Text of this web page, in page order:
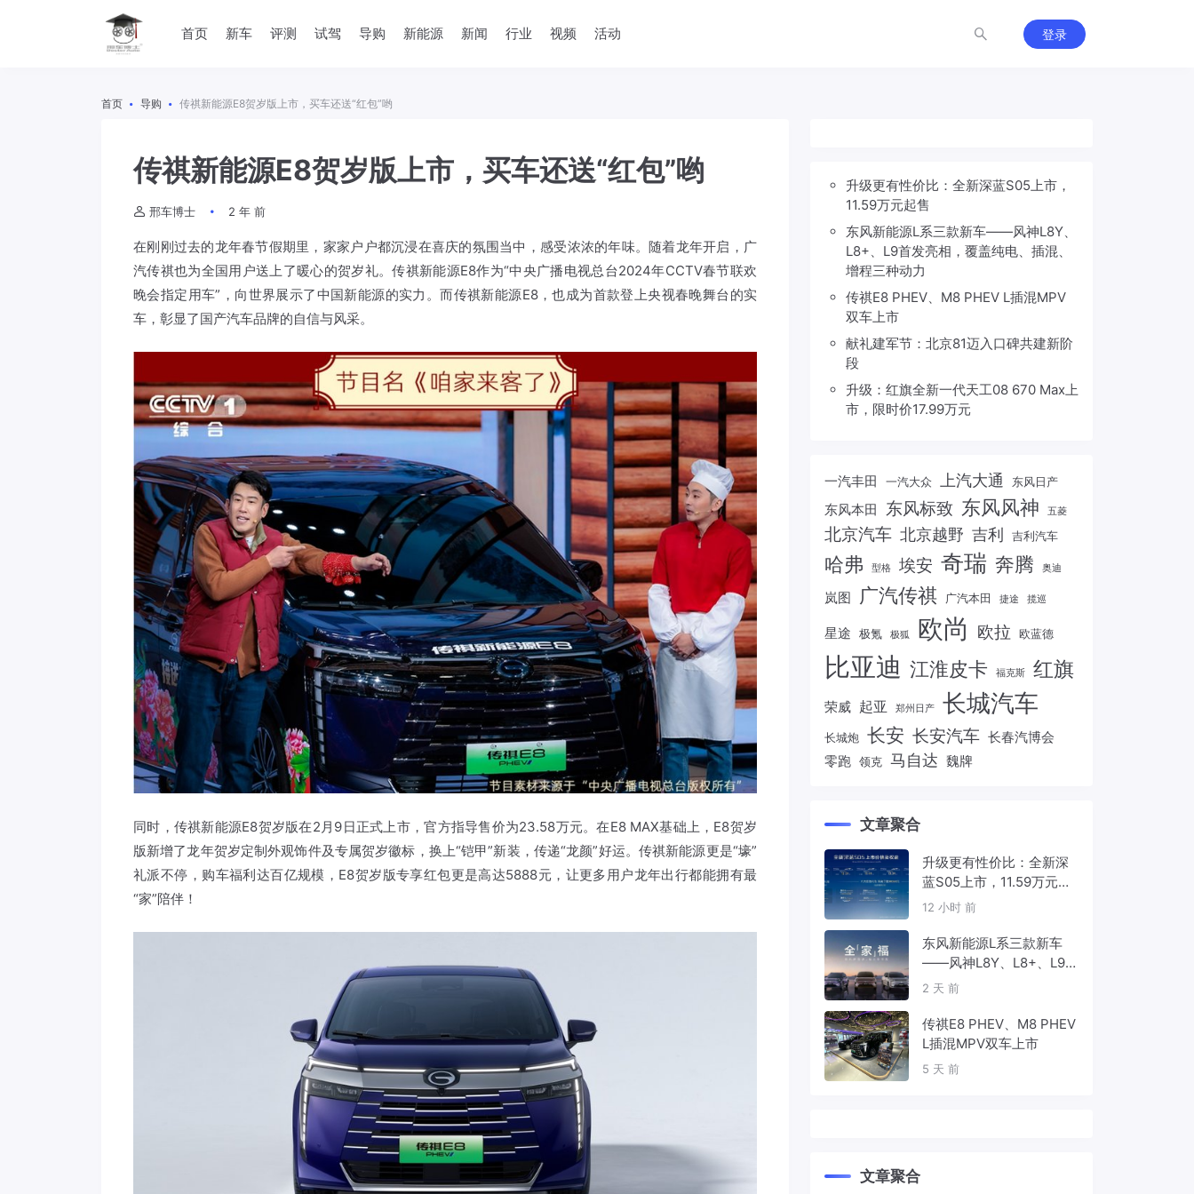
首页 新车 评测 试驾 导购 新能源 新闻 行业 视频 活动 登录
首页 导购 传祺新能源E8贺岁版上市，买车还送“红包”哟
传祺新能源E8贺岁版上市，买车还送“红包”哟
邢车博士 2 年 前
在刚刚过去的龙年春节假期里，家家户户都沉浸在喜庆的氛围当中，感受浓浓的年味。随着龙年开启，广
汽传祺也为全国用户送上了暖心的贺岁礼。传祺新能源E8作为“中央广播电视总台2024年CCTV春节联欢
晚会指定用车”，向世界展示了中国新能源的实力。而传祺新能源E8，也成为首款登上央视春晚舞台的实
车，彰显了国产汽车品牌的自信与风采。
同时，传祺新能源E8贺岁版在2月9日正式上市，官方指导售价为23.58万元。在E8 MAX基础上，E8贺岁
版新增了龙年贺岁定制外观饰件及专属贺岁徽标，换上“铠甲”新装，传递“龙颜”好运。传祺新能源更是“壕”
礼派不停，购车福利达百亿规模，E8贺岁版专享红包更是高达5888元，让更多用户龙年出行都能拥有最
“家”陪伴！
升级更有性价比：全新深蓝S05上市，
11.59万元起售
东风新能源L系三款新车——风神L8Y、
L8+、L9首发亮相，覆盖纯电、插混、
增程三种动力
传祺E8 PHEV、M8 PHEV L插混MPV
双车上市
献礼建军节：北京81迈入口碑共建新阶
段
升级：红旗全新一代天工08 670 Max上
市，限时价17.99万元
一汽丰田 一汽大众 上汽大通 东风日产
东风本田 东风标致 东风风神 五菱
北京汽车 北京越野 吉利 吉利汽车
哈弗 型格 埃安 奇瑞 奔腾 奥迪
岚图 广汽传祺 广汽本田 捷途 揽巡
星途 极氪 极狐 欧尚 欧拉 欧蓝德
比亚迪 江淮皮卡 福克斯 红旗
荣威 起亚 郑州日产 长城汽车
长城炮 长安 长安汽车 长春汽博会
零跑 领克 马自达 魏牌
文章聚合
升级更有性价比：全新深
蓝S05上市，11.59万元起
售
12 小时 前
东风新能源L系三款新车
——风神L8Y、L8+、L9
首发亮相，覆盖纯电、插
2 天 前
传祺E8 PHEV、M8 PHEV
L插混MPV双车上市
5 天 前
文章聚合